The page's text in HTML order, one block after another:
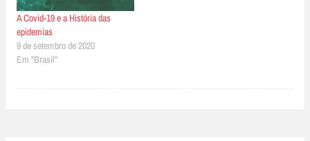
A Covid-19 e a História das
epidemias
9 de setembro de 2020
Em "Brasil"